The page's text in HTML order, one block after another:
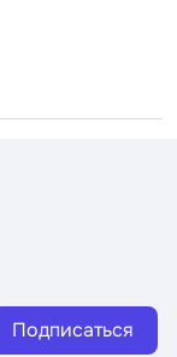
Подписаться